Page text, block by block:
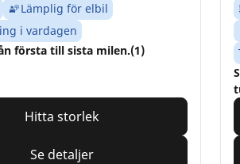
Lämplig för elbil
i vardagen
första till sista milen.(1)
Hitta storlek
Se detaljer